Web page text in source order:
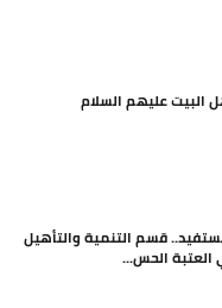
البيت عليهم السلام
ألف مستفيد.. قسم التنمية والتأهيل
العتبة الحس...